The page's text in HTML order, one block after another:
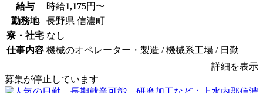
給与 時給1,175円〜
勤務地
長野県 信濃町
寮・社宅 なし
仕事内容 機械のオペレーター・製造 / 機械系工場 / 日勤
詳細を表示
募集が停止しています